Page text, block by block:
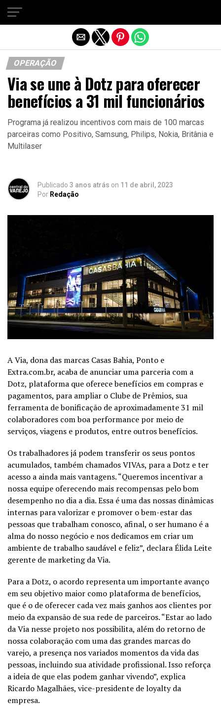
OPERAÇÃO
Via se une à Dotz para oferecer
benefícios a 31 mil funcionários
Programa já realizou incentivos com mais de 100 marcas
parceiras como Positivo, Samsung, Philips, Nokia, Britânia e
Multilaser
Publicado 3 anos atrás on 11 de abril, 2023
Por Redação
A Via, dona das marcas Casas Bahia, Ponto e
Extra.com.br, acaba de anunciar uma parceria com a
Dotz, plataforma que oferece benefícios em compras e
pagamentos, para ampliar o Clube de Prêmios, sua
ferramenta de bonificação de aproximadamente 31 mil
colaboradores com boa performance por meio de
serviços, viagens e produtos, entre outros benefícios.
Os trabalhadores já podem transferir os seus pontos
acumulados, também chamados VIVAs, para a Dotz e ter
acesso a ainda mais vantagens. “Queremos incentivar a
nossa equipe oferecendo mais recompensas pelo bom
desempenho no dia a dia. Essa é uma das nossas dinâmicas
internas para valorizar e promover o bem-estar das
pessoas que trabalham conosco, afinal, o ser humano é a
alma do nosso negócio e nos dedicamos em criar um
ambiente de trabalho saudável e feliz”, declara Élida Leite
gerente de marketing da Via.
Para a Dotz, o acordo representa um importante avanço
em seu objetivo maior como plataforma de benefícios,
que é o de oferecer cada vez mais ganhos aos clientes por
meio da expansão de sua rede de parceiros. “Estar ao lado
da Via nesse projeto nos possibilita, além do retorno de
nossa colaboração com uma das grandes marcas do
varejo, a presença nos variados momentos da vida das
pessoas, incluindo sua atividade profissional. Isso reforça
a ideia de que elas podem ganhar vivendo”, explica
Ricardo Magalhães, vice-presidente de loyalty da
empresa.